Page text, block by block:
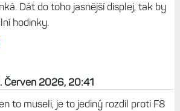
Dát do toho jasnější displej, tak by
hodinky.
Červen 2026, 20:41
to museli, je to jediný rozdíl proti F8